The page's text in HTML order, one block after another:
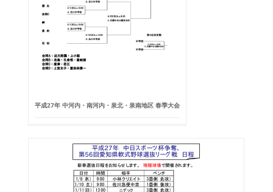
平成27年 中河内・南河内・泉北・泉南地区 春季大会